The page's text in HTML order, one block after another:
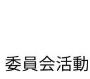
委員会活動